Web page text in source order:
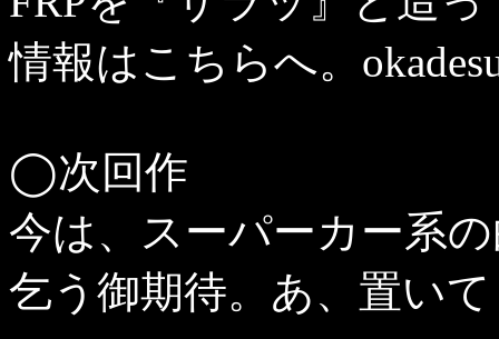
情報はこちらへ。
◯次回作
今は、スーパーカー系
乞う御期待。あ、置い